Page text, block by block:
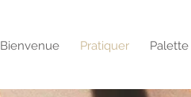
Bienvenue Pratiquer